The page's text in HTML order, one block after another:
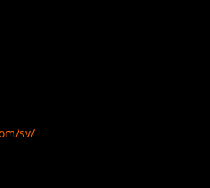
sv/